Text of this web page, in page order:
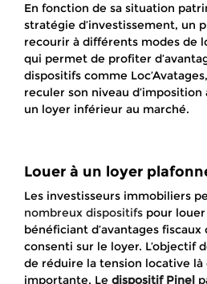
En fonction de sa situation
stratégie d’investissement, un
recourir à différents modes de
qui permet de profiter
dispositifs comme
reculer son niveau
un loyer inférieur au marché.
Louer à un loyer
Les investisseurs immobiliers
nombreux dispositifs pour
bénéficiant d’avantages
consenti sur le loyer. L’objectif
de réduire la tension locative là
importante. Le dispositif Pinel